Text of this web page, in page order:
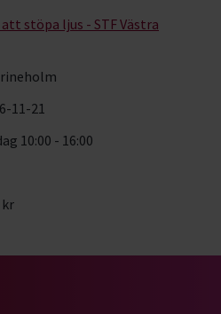
att stöpa ljus - STF Västra
11-21
10:00 - 16:00
kr